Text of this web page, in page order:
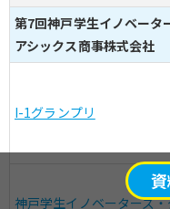
第7回神戸学生イノベータ
アシックス商事株式会社
I-1グランプリ
神戸学生イノベーターズ